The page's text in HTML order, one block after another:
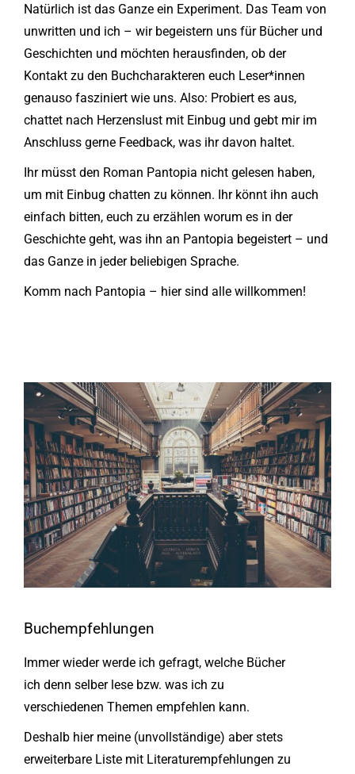
Natürlich ist das Ganze ein Experiment. Das Team von
unwritten und ich – wir begeistern uns für Bücher und
Geschichten und möchten herausfinden, ob der
Kontakt zu den Buchcharakteren euch Leser*innen
genauso fasziniert wie uns. Also: Probiert es aus,
chattet nach Herzenslust mit Einbug und gebt mir im
Anschluss gerne Feedback, was ihr davon haltet.
Ihr müsst den Roman Pantopia nicht gelesen haben,
um mit Einbug chatten zu können. Ihr könnt ihn auch
einfach bitten, euch zu erzählen worum es in der
Geschichte geht, was ihn an Pantopia begeistert – und
das Ganze in jeder beliebigen Sprache.
Komm nach Pantopia – hier sind alle willkommen!
Buchempfehlungen
Immer wieder werde ich gefragt, welche Bücher
ich denn selber lese bzw. was ich zu
verschiedenen Themen empfehlen kann.
Deshalb hier meine (unvollständige) aber stets
erweiterbare Liste mit Literaturempfehlungen zu